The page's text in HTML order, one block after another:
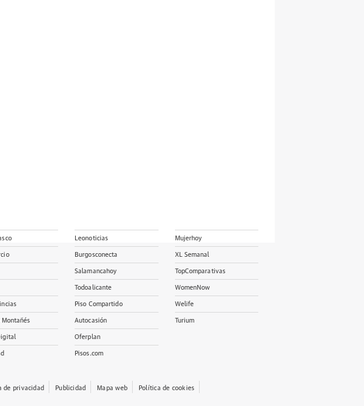
Montañés
Leonoticias
Burgosconecta
Salamancahoy
Todoalicante
Piso Compartido
Autocasión
Oferplan
Pisos.com
Mujerhoy
XL Semanal
TopComparativas
WomenNow
Welife
Turium
de privacidad Publicidad Mapa web Política de cookies